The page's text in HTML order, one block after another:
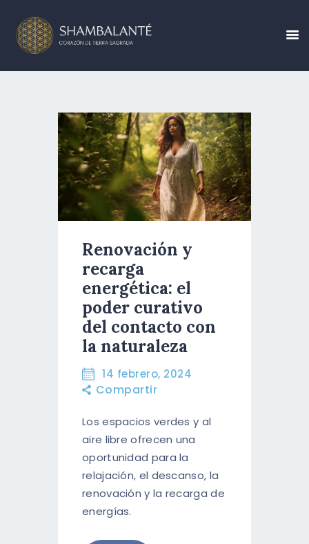
CONÓCENOS
CALENDARIO DE
EVENTOS
CREA TU EVENTO
BLOG
CONTÁCTANOS
RESERVA AHORA
ESPAÑOL
ENGLISH
Renovación y
recarga
energética: el
poder curativo
del contacto con
la naturaleza
14 febrero, 2024
Compartir
Los espacios verdes y al
aire libre ofrecen una
oportunidad para la
relajación, el descanso, la
renovación y la recarga de
energías.